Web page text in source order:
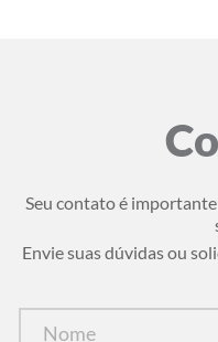
Seu contato é
Envie suas dúvidas ou